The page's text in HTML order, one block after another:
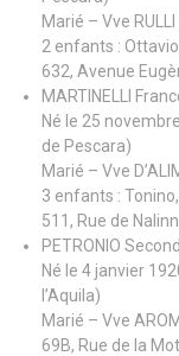
Marié – Vve
2 enfants :
632, Avenue
MARTINELLI
Né le 25
de Pescara)
Marié – Vve
3 enfants :
511, Rue de
PETRONIO
Né le 4 janvier
l’Aquila)
Marié – Vve
69B, Rue de la